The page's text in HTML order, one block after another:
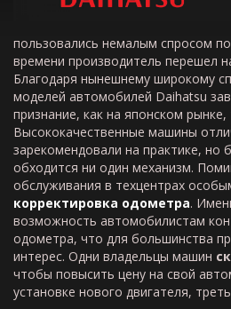
пользовались немалым спросом
времени производитель перешел
Благодаря нынешнему широкому
моделей автомобилей Daihatsu
признание, как на японском
Высококачественные машины
зарекомендовали на практике, но
обходится ни один механизм.
обслуживания в техцентрах
корректировка одометра.
возможность автомобилистам
одометра, что для большинства
интерес. Одни владельцы машин
чтобы повысить цену на свой
установке нового двигателя,